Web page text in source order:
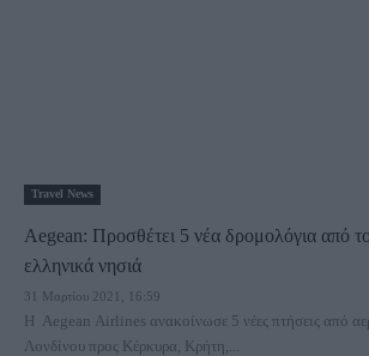
Travel News
Aegean: Προσθέτει 5 νέα δρομολόγια από
ελληνικά νησιά
31 Μαρτίου 2021, 16:59
Η Aegean Airlines ανακοίνωσε 5 νέες πτήσεις από
Λονδίνου προς Κέρκυρα, Κρήτη,...